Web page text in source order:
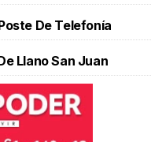
De Telefonía
Llano San Juan